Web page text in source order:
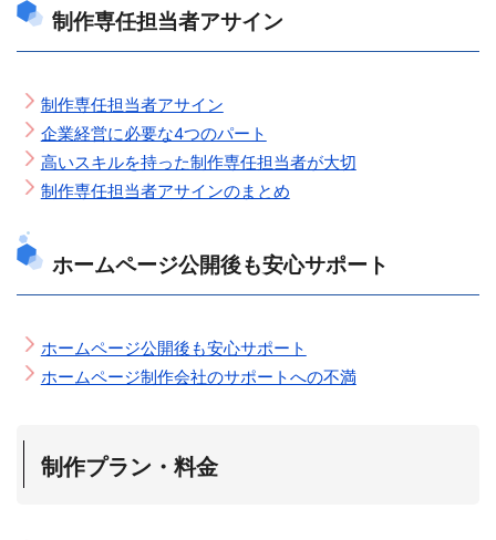
制作専任担当者アサイン
制作専任担当者アサイン
企業経営に必要な4つのパート
高いスキルを持った制作専任担当者が大切
制作専任担当者アサインのまとめ
ホームページ公開後も安心サポート
ホームページ公開後も安心サポート
ホームページ制作会社のサポートへの不満
制作プラン・料金